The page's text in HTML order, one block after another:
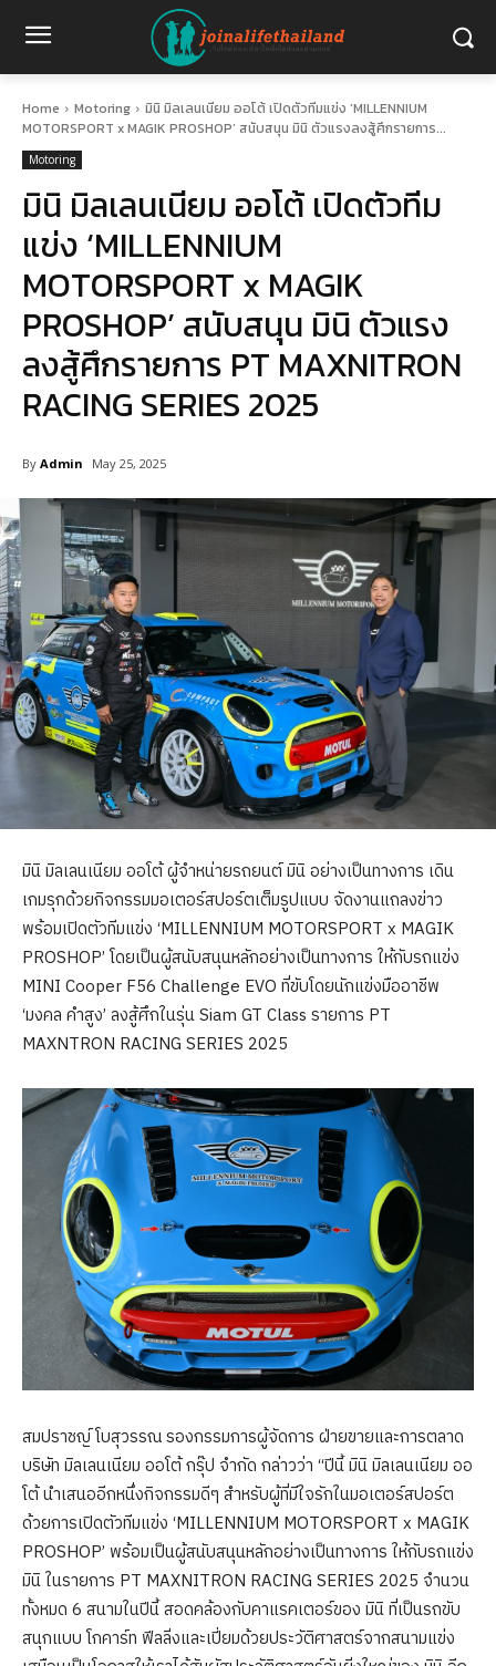
Home Motoring
มินิ มิลเลนเนียม ออโต้ เปิดตัวทีมแข่ง ‘MILLENNIUM
MOTORSPORT x MAGIK PROSHOP’ สนับสนุน มินิ ตัวแรงลงสู้ศึกรายการ...
Motoring
มินิ มิลเลนเนียม ออโต้ เปิดตัวทีม
แข่ง ‘MILLENNIUM
MOTORSPORT x MAGIK
PROSHOP’ สนับสนุน มินิ ตัวแรง
ลงสู้ศึกรายการ PT MAXNITRON
RACING SERIES 2025
By Admin May 25, 2025
มินิ มิลเลนเนียม ออโต้ ผู้จำหน่ายรถยนต์ มินิ อย่างเป็นทางการ เดิน
เกมรุกด้วยกิจกรรมมอเตอร์สปอร์ตเต็มรูปแบบ จัดงานแถลงข่าว
พร้อมเปิดตัวทีมแข่ง ‘MILLENNIUM MOTORSPORT x MAGIK
PROSHOP’ โดยเป็นผู้สนับสนุนหลักอย่างเป็นทางการ ให้กับรถแข่ง
MINI Cooper F56 Challenge EVO ที่ขับโดยนักแข่งมืออาชีพ
‘มงคล คำสูง’ ลงสู้ศึกในรุ่น Siam GT Class รายการ PT
MAXNTRON RACING SERIES 2025
สมปราชญ์ โบสุวรรณ รองกรรมการผู้จัดการ ฝ่ายขายและการตลาด
บริษัท มิลเลนเนียม ออโต้ กรุ๊ป จำกัด กล่าวว่า “ปีนี้ มินิ มิลเลนเนียม ออ
โต้ นำเสนออีกหนึ่งกิจกรรมดีๆ สำหรับผู้ที่มีใจรักในมอเตอร์สปอร์ต
ด้วยการเปิดตัวทีมแข่ง ‘MILLENNIUM MOTORSPORT x MAGIK
PROSHOP’ พร้อมเป็นผู้สนับสนุนหลักอย่างเป็นทางการ ให้กับรถแข่ง
มินิ ในรายการ PT MAXNITRON RACING SERIES 2025 จำนวน
ทั้งหมด 6 สนามในปีนี้ สอดคล้องกับคาแรคเตอร์ของ มินิ ที่เป็นรถขับ
สนุกแบบ โกคาร์ท ฟีลลิ่งและเปี่ยมด้วยประวัติศาสตร์จากสนามแข่ง